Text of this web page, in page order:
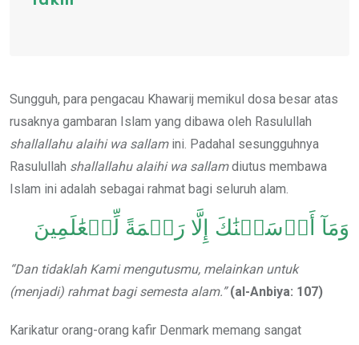
Sungguh, para pengacau Khawarij memikul dosa besar atas
rusaknya gambaran Islam yang dibawa oleh Rasulullah
shallallahu alaihi wa sallamini. Padahal sesungguhnya
Rasulullah shallallahu alaihi wa sallamdiutus membawa
Islam ini adalah sebagai rahmat bagi seluruh alam.
وَمَآ أَرۡسَلۡنَٰكَ إِلَّا رَحۡمَةً لِّلۡعَٰلَمِينَ
“Dan tidaklah Kami mengutusmu, melainkan untuk
(menjadi) rahmat bagi semesta alam.” (al-Anbiya: 107)
Karikatur orang-orang kafir Denmark memang sangat